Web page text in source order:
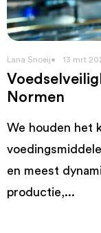
Lana Snoeij 13 mrt
Normen
We houden het
en meest
productie,...